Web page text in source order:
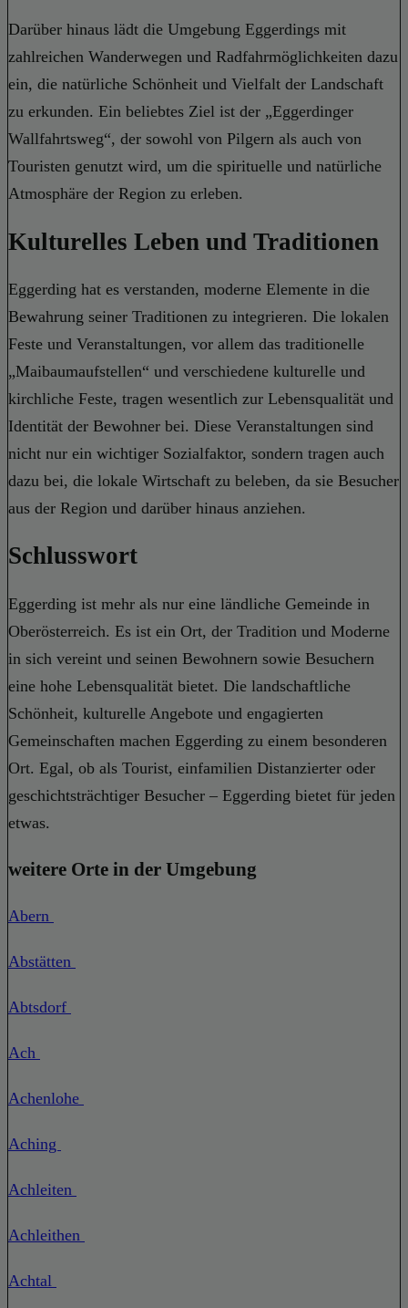
Darüber hinaus lädt die Umgebung Eggerdings mit
zahlreichen Wanderwegen und Radfahrmöglichkeiten dazu
ein, die natürliche Schönheit und Vielfalt der Landschaft
zu erkunden. Ein beliebtes Ziel ist der „Eggerdinger
Wallfahrtsweg“, der sowohl von Pilgern als auch von
Touristen genutzt wird, um die spirituelle und natürliche
Atmosphäre der Region zu erleben.
Kulturelles Leben und Traditionen
Eggerding hat es verstanden, moderne Elemente in die
Bewahrung seiner Traditionen zu integrieren. Die lokalen
Feste und Veranstaltungen, vor allem das traditionelle
„Maibaumaufstellen“ und verschiedene kulturelle und
kirchliche Feste, tragen wesentlich zur Lebensqualität und
Identität der Bewohner bei. Diese Veranstaltungen sind
nicht nur ein wichtiger Sozialfaktor, sondern tragen auch
dazu bei, die lokale Wirtschaft zu beleben, da sie Besucher
aus der Region und darüber hinaus anziehen.
Schlusswort
Eggerding ist mehr als nur eine ländliche Gemeinde in
Oberösterreich. Es ist ein Ort, der Tradition und Moderne
in sich vereint und seinen Bewohnern sowie Besuchern
eine hohe Lebensqualität bietet. Die landschaftliche
Schönheit, kulturelle Angebote und engagierten
Gemeinschaften machen Eggerding zu einem besonderen
Ort. Egal, ob als Tourist, einfamilien Distanzierter oder
geschichtsträchtiger Besucher – Eggerding bietet für jeden
etwas.
weitere Orte in der Umgebung
Abern
Abstätten
Abtsdorf
Ach
Achenlohe
Aching
Achleiten
Achleithen
Achtal